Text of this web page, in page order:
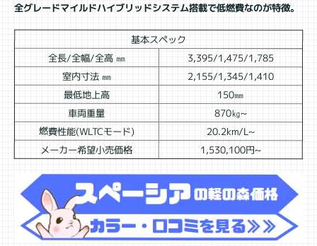
全グレードマイルドハイブリッドシステム搭載で低燃費なのが特徴。
基本スペック
全長/全幅/全高 ㎜ 3,395/1,475/1,785
室内寸法 ㎜ 2,155/1,345/1,410
最低地上高 150㎜
車両重量 870㎏~
燃費性能(WLTCモード) 20.2km/L~
メーカー希望小売価格 1,530,100円~